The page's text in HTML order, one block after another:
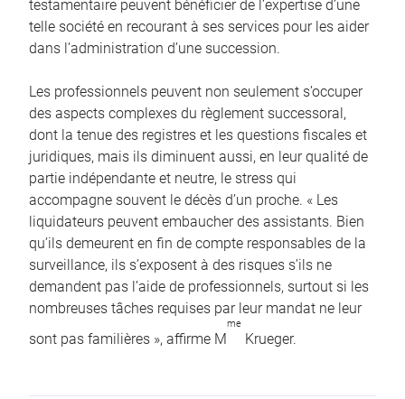
testamentaire peuvent bénéficier de l’expertise d’une
telle société en recourant à ses services pour les aider
dans l’administration d’une succession.
Les professionnels peuvent non seulement s’occuper
des aspects complexes du règlement successoral,
dont la tenue des registres et les questions fiscales et
juridiques, mais ils diminuent aussi, en leur qualité de
partie indépendante et neutre, le stress qui
accompagne souvent le décès d’un proche. « Les
liquidateurs peuvent embaucher des assistants. Bien
qu’ils demeurent en fin de compte responsables de la
surveillance, ils s’exposent à des risques s’ils ne
demandent pas l’aide de professionnels, surtout si les
nombreuses tâches requises par leur mandat ne leur
sont pas familières », affirme M
me
Krueger.